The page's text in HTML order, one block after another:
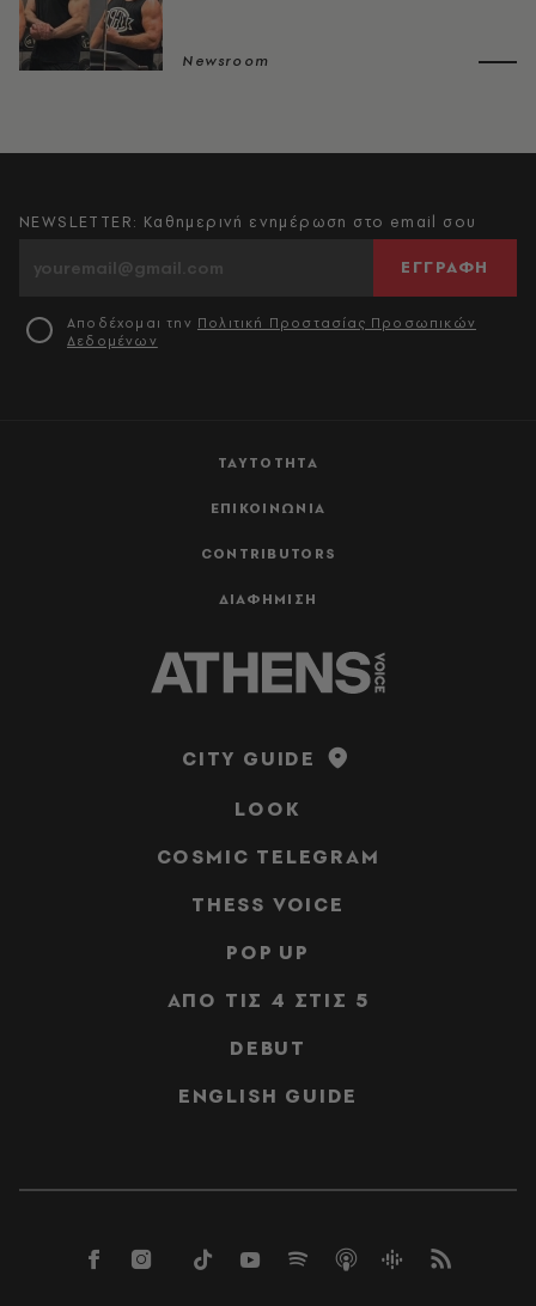
Newsroom
ΤΑΥΤΟΤΗΤΑ
ΕΠΙΚΟΙΝΩΝΙΑ
CONTRIBUTORS
ΔΙΑΦΗΜΙΣΗ
NEWSLETTER: Καθημερινή ενημέρωση στο email σου
ΕΓΓΡΑΦΗ
Αποδέχομαι την Πολιτική Προστασίας Προσωπικών
Δεδομένων
CITY GUIDE
LOOK
COSMIC TELEGRAM
THESS VOICE
POP UP
ΑΠΟ ΤΙΣ 4 ΣΤΙΣ 5
DEBUT
ENGLISH GUIDE